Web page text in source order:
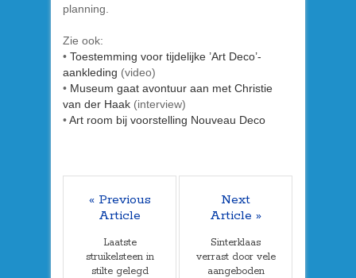
planning.
Zie ook:
• Toestemming voor tijdelijke ’Art Deco’-
aankleding (video)
• Museum gaat avontuur aan met Christie
van der Haak (interview)
•Art room bij voorstelling Nouveau Deco
« Previous
Article
Laatste
struikelsteen in
stilte gelegd
Next
Article »
Sinterklaas
verrast door vele
aangeboden